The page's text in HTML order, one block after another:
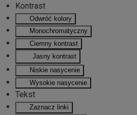
Kontrast
Odwróć kolory
Monochromatyczny
Ciemny kontrast
Jasny kontrast
Niskie nasycenie
Wysokie nasycenie
Tekst
Zaznacz linki
Przejdź do głównej treści